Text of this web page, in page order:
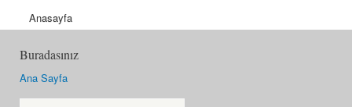
Anasayfa
Buradasınız
Ana Sayfa